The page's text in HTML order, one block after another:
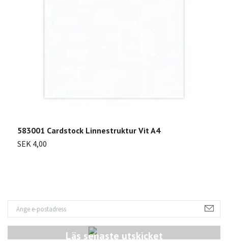
Läs senaste utskicket
583001 Cardstock Linnestruktur Vit A4
SEK 4,00